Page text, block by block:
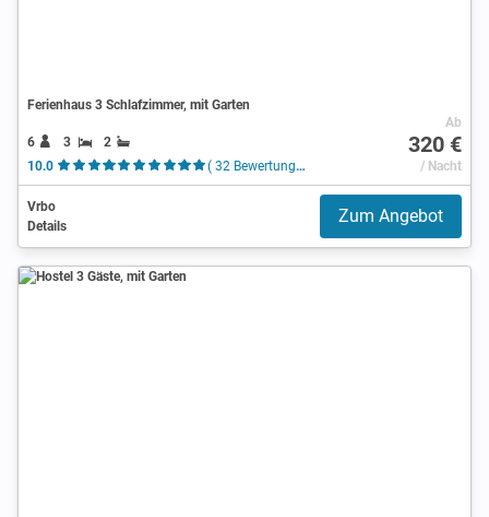
Ferienhaus 3 Schlafzimmer, mit Garten
6 3
2
10.0
( 32 Bewertungen )
Ab
320 €
/ Nacht
Vrbo
Details
Zum Angebot